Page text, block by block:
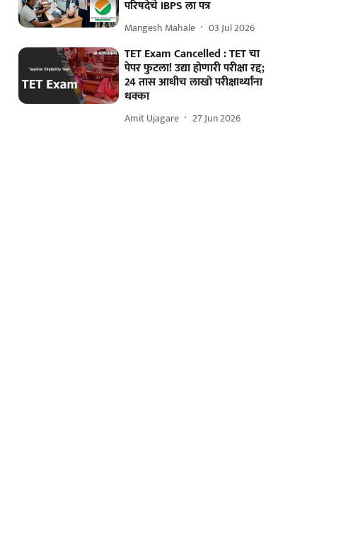
परिषदेचे IBPS ला पत्र
Mangesh Mahale 03 Jul 2026
TET Exam Cancelled : TET चा
पेपर फुटला! उद्या होणारी परीक्षा रद्द;
24 तास आधीच लाखो परीक्षार्थ्यांना
धक्का
Amit Ujagare 27 Jun 2026